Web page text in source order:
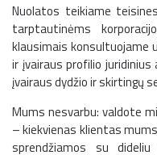
Nuolatos teikiame
tarptautinėms
klausimais konsultuojame
ir įvairaus profilio
įvairaus dydžio ir skirtingų
Mums nesvarbu: valdote
– kiekvienas klientas
sprendžiamos su